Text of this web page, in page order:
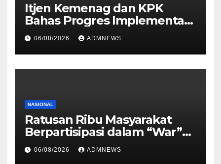
Itjen Kemenag dan KPK
Bahas Progres Implementasi
Tiga Aksi Stranas
Pencegahan Korupsi
06/08/2026 ADMNEWS
NASIONAL
Ratusan Ribu Masyarakat
Berpartisipasi dalam “War”
Undangan Upacara HUT ke-
81 Kemerdekaan RI
06/08/2026 ADMNEWS